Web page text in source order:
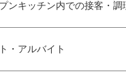
ンキッチン内での接客・調
・アルバイト